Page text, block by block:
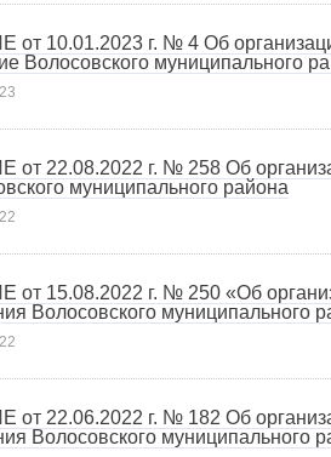
10.01.2023 г. № 4 Об
Волосовского муниципального
22.08.2022 г. № 258 Об
муниципального района
15.08.2022 г. № 250 «Об
Волосовского муниципального
22.06.2022 г. № 182 Об
Волосовского муниципального